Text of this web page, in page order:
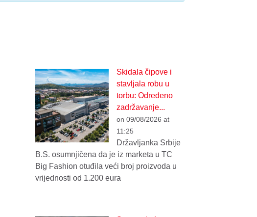
Skidala čipove i
stavljala robu u
torbu: Određeno
zadržavanje...
on 09/08/2026 at
11:25
Državljanka Srbije
B.S. osumnjičena da je iz marketa u TC
Big Fashion otuđila veći broj proizvoda u
vrijednosti od 1.200 eura